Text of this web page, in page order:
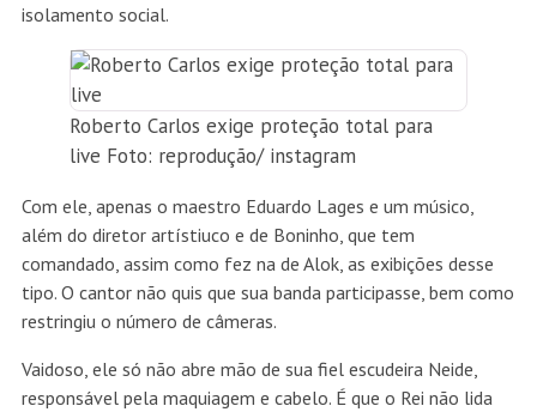
isolamento social.
Roberto Carlos exige proteção total para
live Foto: reprodução/ instagram
Com ele, apenas o maestro Eduardo Lages e um músico,
além do diretor artístiuco e de Boninho, que tem
comandado, assim como fez na de Alok, as exibições desse
tipo. O cantor não quis que sua banda participasse, bem como
restringiu o número de câmeras.
Vaidoso, ele só não abre mão de sua fiel escudeira Neide,
responsável pela maquiagem e cabelo. É que o Rei não lida